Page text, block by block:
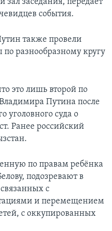
зал заседания, передает
события.
также провели
по разнообразному кругу
это лишь второй по
Путина после
суда о
Ранее российский
по правам ребёнка
подозревают в
с
и перемещением
с оккупированных